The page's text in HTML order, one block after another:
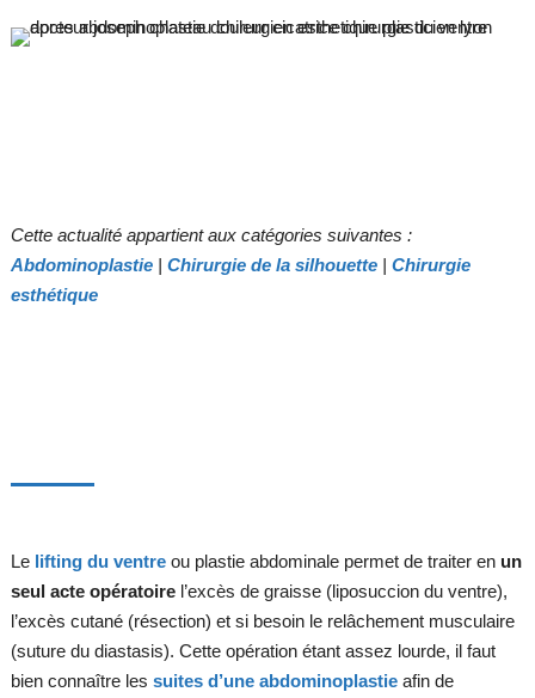
Cette actualité appartient aux catégories suivantes :
Abdominoplastie| Chirurgie de la silhouette| Chirurgie
esthétique
Le lifting du ventreou plastie abdominale permet de traiter en un
seul acte opératoirel’excès de graisse (liposuccion du ventre),
l’excès cutané (résection) et si besoin le relâchement musculaire
(suture du diastasis). Cette opération étant assez lourde, il faut
bien connaître les suites d’une abdominoplastieafin de